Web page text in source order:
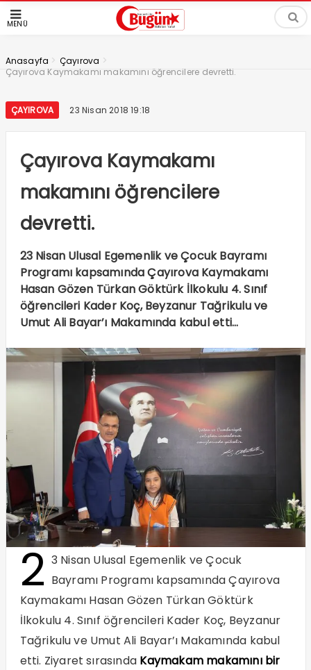
MENÜ
Anasayfa > Çayırova >
Çayırova Kaymakamı makamını öğrencilere devretti.
ÇAYIROVA 23 Nisan 2018 19:18
Çayırova Kaymakamı
makamını öğrencilere
devretti.
23 Nisan Ulusal Egemenlik ve Çocuk Bayramı
Programı kapsamında Çayırova Kaymakamı
Hasan Gözen Türkan Göktürk İlkokulu 4. Sınıf
öğrencileri Kader Koç, Beyzanur Tağrikulu ve
Umut Ali Bayar’ı Makamında kabul etti…
2 3 Nisan Ulusal Egemenlik ve Çocuk
Bayramı Programı kapsamında Çayırova
Kaymakamı Hasan Gözen Türkan Göktürk
İlkokulu 4. Sınıf öğrencileri Kader Koç, Beyzanur
Tağrikulu ve Umut Ali Bayar’ı Makamında kabul
etti. Ziyaret sırasında Kaymakam makamını bir